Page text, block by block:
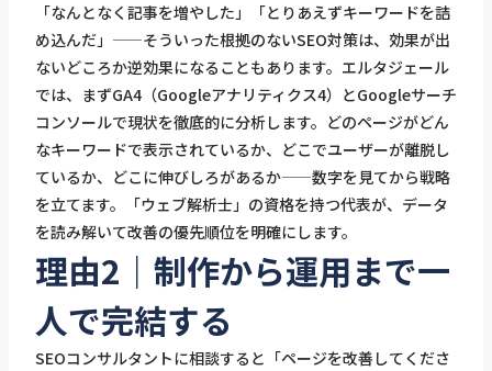
「なんとなく記事を増やした」「とりあえずキーワードを詰
め込んだ」——そういった根拠のないSEO対策は、効果が出
ないどころか逆効果になることもあります。エルタジェール
では、まずGA4（Googleアナリティクス4）とGoogleサーチ
コンソールで現状を徹底的に分析します。どのページがどん
なキーワードで表示されているか、どこでユーザーが離脱し
ているか、どこに伸びしろがあるか——数字を見てから戦略
を立てます。「ウェブ解析士」の資格を持つ代表が、データ
を読み解いて改善の優先順位を明確にします。
理由2｜制作から運用まで一
人で完結する
SEOコンサルタントに相談すると「ページを改善してくださ